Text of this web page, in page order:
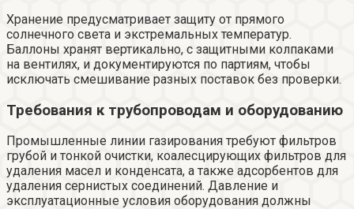
Хранение предусматривает защиту от прямого
солнечного света и экстремальных температур.
Баллоны хранят вертикально, с защитными колпаками
на вентилях, и документируются по партиям, чтобы
исключать смешивание разных поставок без проверки.
Требования к трубопроводам и оборудованию
Промышленные линии газирования требуют фильтров
грубой и тонкой очистки, коалесцирующих фильтров для
удаления масел и конденсата, а также адсорбентов для
удаления сернистых соединений. Давление и
эксплуатационные условия оборудования должны